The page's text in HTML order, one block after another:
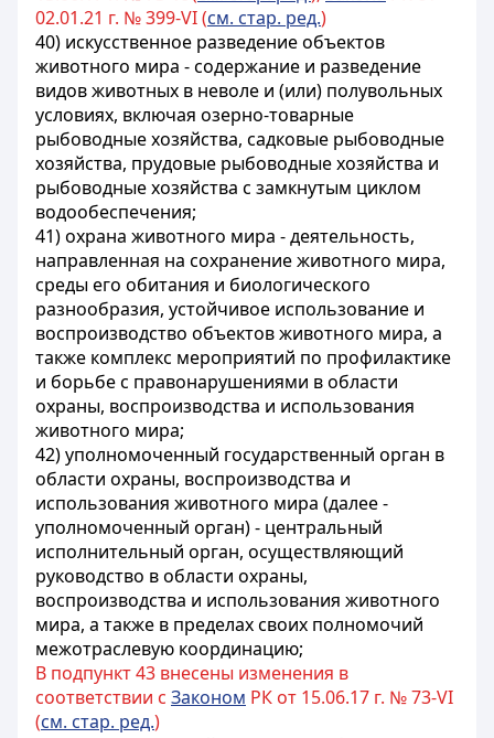
02.01.21 г. № 399-VI (см. стар. ред.)
40) искусственное разведение объектов
животного мира - содержание и разведение
видов животных в неволе и (или) полувольных
условиях, включая озерно-товарные
рыбоводные хозяйства, садковые рыбоводные
хозяйства, прудовые рыбоводные хозяйства и
рыбоводные хозяйства с замкнутым циклом
водообеспечения;
41) охрана животного мира - деятельность,
направленная на сохранение животного мира,
среды его обитания и биологического
разнообразия, устойчивое использование и
воспроизводство объектов животного мира, а
также комплекс мероприятий по профилактике
и борьбе с правонарушениями в области
охраны, воспроизводства и использования
животного мира;
42) уполномоченный государственный орган в
области охраны, воспроизводства и
использования животного мира (далее -
уполномоченный орган) - центральный
исполнительный орган, осуществляющий
руководство в области охраны,
воспроизводства и использования животного
мира, а также в пределах своих полномочий
межотраслевую координацию;
В подпункт 43 внесены изменения в
соответствии с Законом РК от 15.06.17 г. № 73-VI
(см. стар. ред.)